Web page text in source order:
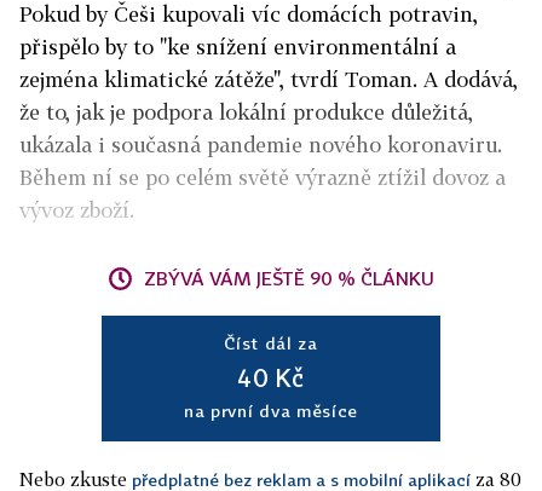
Pokud by Češi kupovali víc domácích potravin,
přispělo by to "ke snížení environmentální a
zejména klimatické zátěže", tvrdí Toman. A dodává,
že to, jak je podpora lokální produkce důležitá,
ukázala i současná pandemie nového koronaviru.
Během ní se po celém světě výrazně ztížil dovoz a
vývoz zboží.
ZBÝVÁ VÁM JEŠTĚ 90 % ČLÁNKU
Číst dál za
40 Kč
na první dva měsíce
Nebo zkuste předplatné bez reklam a s mobilní aplikací za 80